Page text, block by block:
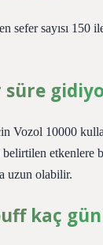
sefer sayısı 150
süre
Vozol 10000
etkenlere
uzun olabilir.
kaç